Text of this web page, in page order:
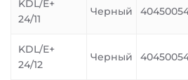
KDL/E+
24/11
Черный
KDL/E+
24/12
Черный